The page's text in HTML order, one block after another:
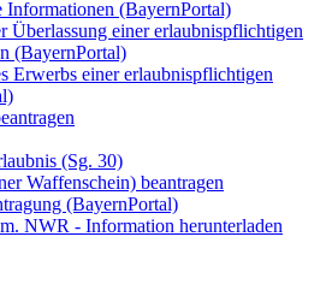
Informationen (BayernPortal)
Überlassung einer erlaubnispflichtigen
(BayernPortal)
Erwerbs einer erlaubnispflichtigen
(Sg. 30)
Waffenschein) beantragen
(BayernPortal)
NWR - Information herunterladen